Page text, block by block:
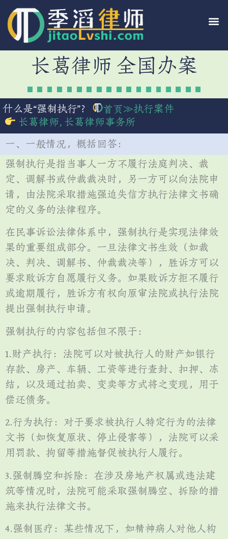
长葛律师 全国办案
什么是“强制执行”？ 首页≫执行案件
长葛律师 长葛律师事务所
一、一般情况，概括回答：
强制执行是指当事人一方不履行法庭判决、裁
定、调解书或仲裁裁决时，另一方可以向法院申
请，由法院采取措施强迫失信方执行法律文书确
定的义务的法律程序。
在民事诉讼法律体系中，强制执行是实现法律效
果的重要组成部分。一旦法律文书生效（如裁
决、判决、调解书、仲裁裁决等），胜诉方可以
要求败诉方自愿履行义务。如果败诉方拒不履行
或逾期履行，胜诉方有权向原审法院或执行法院
提出强制执行申请。
强制执行的内容包括但不限于：
1.财产执行：法院可以对被执行人的财产如银行
存款、房产、车辆、工资等进行查封、扣押、冻
结，以及通过拍卖、变卖等方式将之变现，用于
偿还债务。
2.行为执行：对于要求被执行人特定行为的法律
文书（如恢复原状、停止侵害等），法院可以采
用罚款、拘留等措施督促被执行人履行。
3.强制腾空和拆除：在涉及房地产权属或违法建
筑等情况时，法院可能采取强制腾空、拆除的措
施来执行法律文书。
4.强制医疗：某些情况下，如精神病人对他人构